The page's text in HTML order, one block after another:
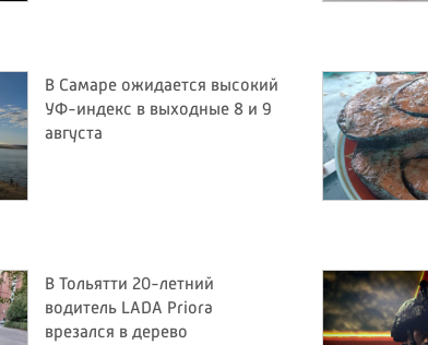
В Самаре ожидается высокий
УФ-индекс в выходные 8 и 9
августа
В Тольятти 20-летний
водитель LADA Priora
врезался в дерево